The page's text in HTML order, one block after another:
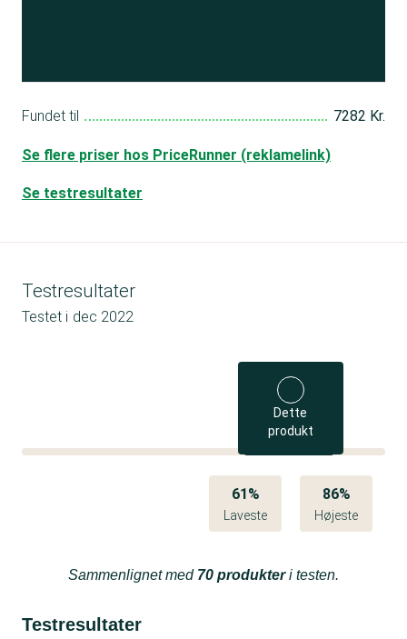
Fundet til 7282 Kr.
Se flere priser hos PriceRunner (reklamelink)
Se testresultater
Testresultater
Testet i dec 2022
Dette
produkt
61%
Laveste
86%
Højeste
Sammenlignet med 70 produkteri testen.
Testresultater